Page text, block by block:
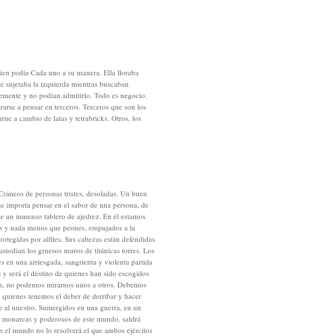
podía Cada uno a su manera. Ella lloraba
sujetaba la izquierda mientras buscaban
y no podían admitirlo. Todo es negocio.
a pensar en terceros. Terceros que son los
a cambio de latas y tetrabricks. Otros, los
de personas tristes, desoladas. Un buen
importa pensar en el sabor de una persona, de
inmenso tablero de ajedrez. En él estamos
nada menos que peones, empujados a la
por alfiles. Sus cabezas están defendidas
los gruesos muros de titánicas torres. Los
en una arriesgada, sangrienta y violenta partida
será el destino de quienes han sido escogidos
no podemos mirarnos unos a otros. Debemos
tenemos el deber de derribar y hacer
nuestro. Sumergidos en una guerra, en un
y poderosos de este mundo, saldrá
mundo no lo resolverá el que ambos ejércitos